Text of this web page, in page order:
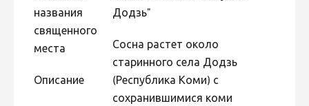
Фотоконкурс 2012
Фотоконкурс 2011
Фотоконкурс 2010
Фотоконкурс 2009
названия
священного
места
Додзь"
Описание
Сосна растет около
старинного села Додзь
(Республика Коми) с
сохранившимися коми